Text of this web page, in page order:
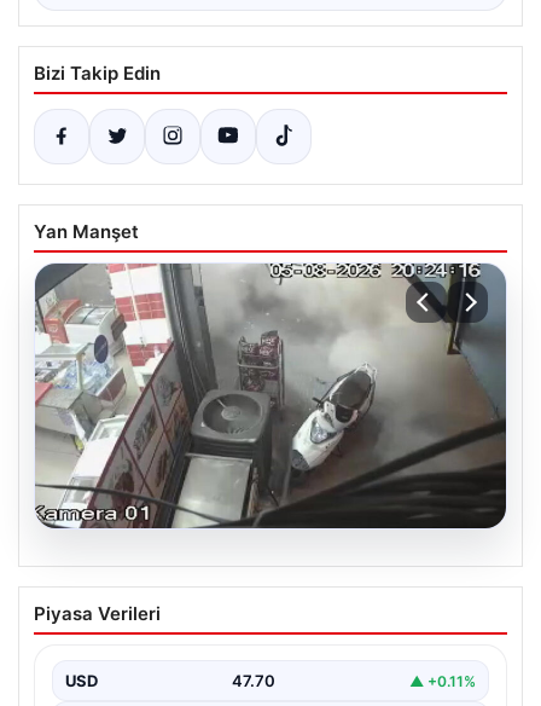
Bizi Takip Edin
Yan Manşet
06.08.2026
Bahçelievler’de 4 Katlı Binanın Çökmesi
ve Sonrası Güvenlik Önlemleri
bölge sakinleri ve yetkilileri korkutan anlara sahne oldu.
Piyasa Verileri
USD 47.70 ▲ +0.11%